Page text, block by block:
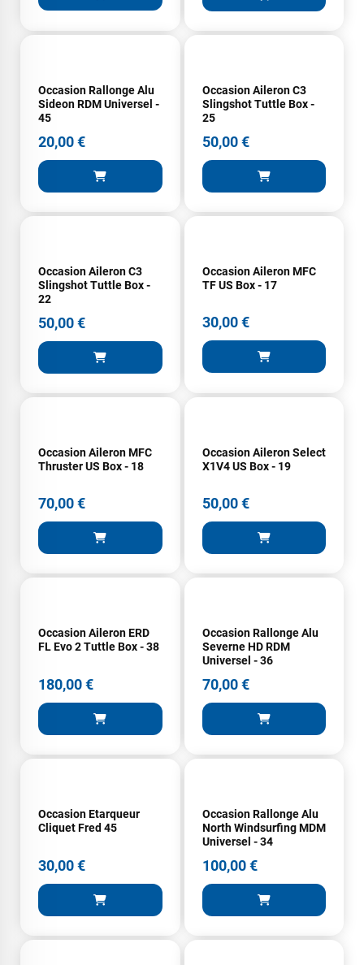
Occasion Rallonge Alu
Sideon RDM Universel -
45
20,00 €
Occasion Aileron C3
Slingshot Tuttle Box -
25
50,00 €
Occasion Aileron C3
Slingshot Tuttle Box -
22
50,00 €
Occasion Aileron MFC
TF US Box - 17
30,00 €
Occasion Aileron MFC
Thruster US Box - 18
70,00 €
Occasion Aileron Select
X1V4 US Box - 19
50,00 €
Occasion Aileron ERD
FL Evo 2 Tuttle Box - 38
180,00 €
Occasion Rallonge Alu
Severne HD RDM
Universel - 36
70,00 €
Occasion Etarqueur
Cliquet Fred 45
30,00 €
Occasion Rallonge Alu
North Windsurfing MDM
Universel - 34
100,00 €